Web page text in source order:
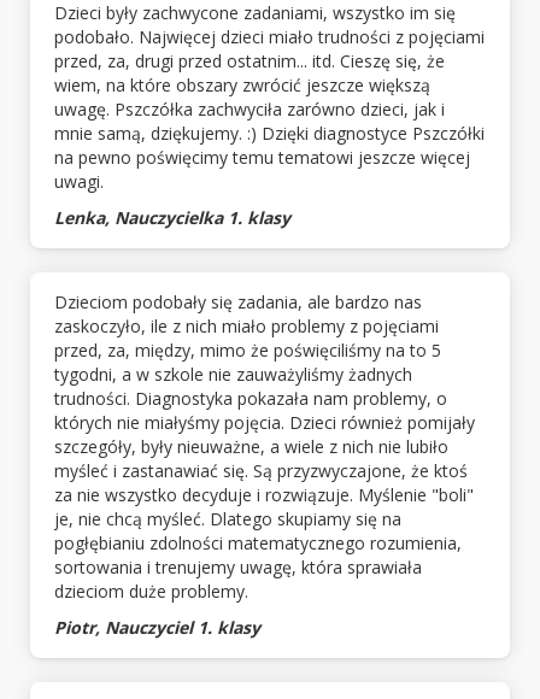
Dzieci były zachwycone zadaniami, wszystko im się
podobało. Najwięcej dzieci miało trudności z pojęciami
przed, za, drugi przed ostatnim... itd. Cieszę się, że
wiem, na które obszary zwrócić jeszcze większą
uwagę. Pszczółka zachwyciła zarówno dzieci, jak i
mnie samą, dziękujemy. :) Dzięki diagnostyce Pszczółki
na pewno poświęcimy temu tematowi jeszcze więcej
uwagi.
Lenka, Nauczycielka 1. klasy
Dzieciom podobały się zadania, ale bardzo nas
zaskoczyło, ile z nich miało problemy z pojęciami
przed, za, między, mimo że poświęciliśmy na to 5
tygodni, a w szkole nie zauważyliśmy żadnych
trudności. Diagnostyka pokazała nam problemy, o
których nie miałyśmy pojęcia. Dzieci również pomijały
szczegóły, były nieuważne, a wiele z nich nie lubiło
myśleć i zastanawiać się. Są przyzwyczajone, że ktoś
za nie wszystko decyduje i rozwiązuje. Myślenie "boli"
je, nie chcą myśleć. Dlatego skupiamy się na
pogłębianiu zdolności matematycznego rozumienia,
sortowania i trenujemy uwagę, która sprawiała
dzieciom duże problemy.
Piotr, Nauczyciel 1. klasy